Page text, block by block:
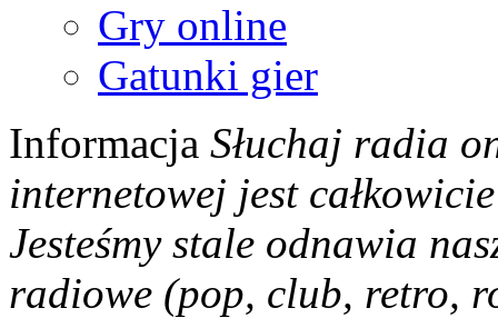
Gry online
Gatunki gier
Informacja Słuchaj radia
internetowej jest
Jesteśmy stale odnawia
radiowe (pop, club, retro,